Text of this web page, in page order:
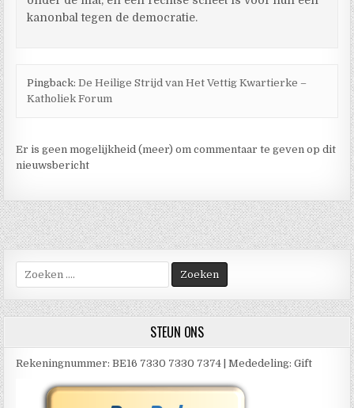
kanonbal tegen de democratie.
Pingback:De Heilige Strijd van Het Vettig Kwartierke –
Katholiek Forum
Er is geen mogelijkheid (meer) om commentaar te geven op dit
nieuwsbericht
Zoek
naar:
STEUN ONS
Rekeningnummer: BE16 7330 7330 7374 | Mededeling: Gift